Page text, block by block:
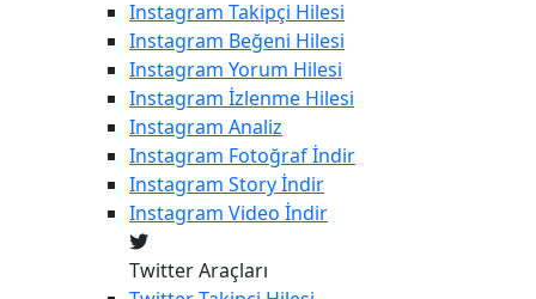
Instagram Takipçi Hilesi
Instagram Beğeni Hilesi
Instagram Yorum Hilesi
Instagram İzlenme Hilesi
Instagram Analiz
Instagram Fotoğraf İndir
Instagram Story İndir
Instagram Video İndir
Twitter Araçları